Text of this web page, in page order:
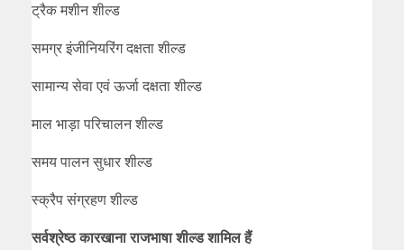
ट्रैक मशीन शील्ड
समग्र इंजीनियरिंग दक्षता शील्ड
सामान्य सेवा एवं ऊर्जा दक्षता शील्ड
माल भाड़ा परिचालन शील्ड
समय पालन सुधार शील्ड
स्क्रैप संग्रहण शील्ड
सर्वश्रेष्ठ कारखाना राजभाषा शील्ड शामिल हैं